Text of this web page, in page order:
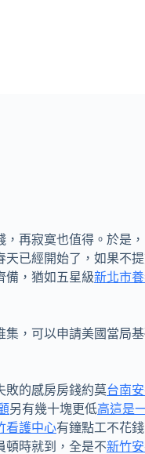
再寂寞也值得。於是
已經開始了，如果不
備，猶如五星級新北市
，可以申請美國當局
的感房房錢約莫台南
另有幾十塊更低高這是
看護中心有鐘點工不花
頓時就到，全是不新竹